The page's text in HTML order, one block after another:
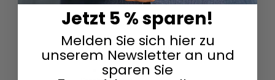
Damen
Sportuhren
Damen
Herren
Swarovski & Edelsteine
Damen
Herren
Jetzt 5 % sparen!
Melden Sie sich hier zu
unserem Newsletter an und
sparen Sie